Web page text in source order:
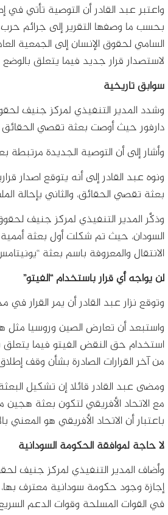
واعتبر عبد القادر أن التوصية تأتي في
بحسب ما وصفها التقرير إلى جرائم
السامي لحقوق الإنسان إلى الجمعية
لاستصدار قرار جديد فيما يتعلق
سوابق تاريخية
وشدد المدير التنفيذي لمركز جنيف
دارفور حيث أوصت بعثة تقصي الحقائق
وأشار إلى أن التوصية الجديدة مرتبطة
ونوه عبد القادر إلى أنه يتوقع اصدار
بعثة تقصي الحقائق، والثاني بإحالة
وذكَّر المدير التنفيذي لمركز جنيف
الانتقال والمعروفة باسم بعثة
لن يواجه أي قرار باستخدام “الفيتو”
وتوقع نزار عبد القادر أن يمر القرار
واستبعد أن تعارض الصين وروسيا مثل
استخدام حق النقض الفيتو فيما يتعلق
من آخر القرارات الصادرة بشأن وقف
ومضى عبد القادر قائلا إن تشكيل
مع الاتحاد الأفريقي لتكون بعثة هجين
باعتبار أن الاتحاد الأفريقي هو المعني
لا حاجة لموافقة الحكومة السودانية
وأضاف المدير التنفيذي لمركز جنيف
إجازة وجود حكومة سودانية معترف بها،
في القوات المسلحة وقوات الدعم